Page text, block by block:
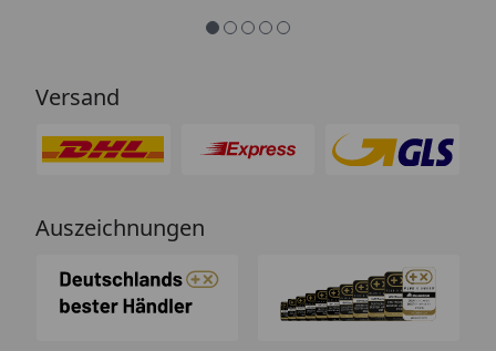
Versand
Auszeichnungen